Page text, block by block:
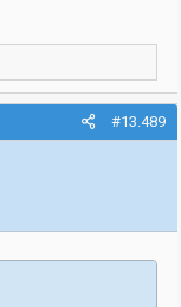
#13.489